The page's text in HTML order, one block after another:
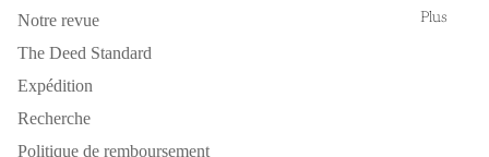
Plus
Notre revue
The Deed Standard
Expédition
Recherche
Politique de remboursement